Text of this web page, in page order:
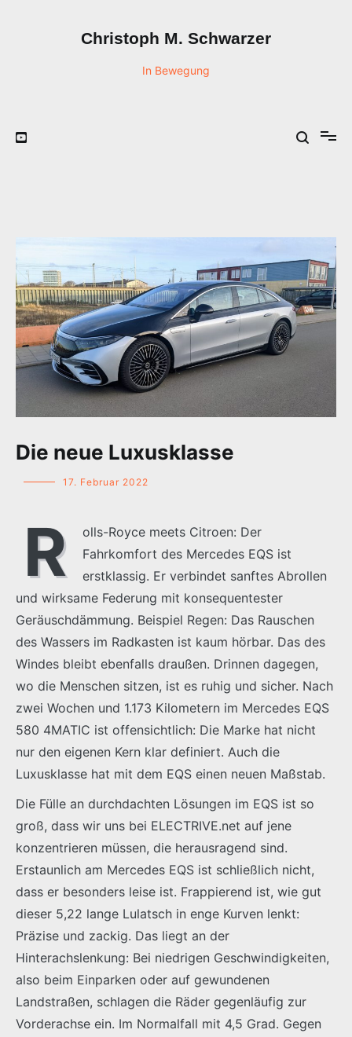
Christoph M. Schwarzer
In Bewegung
Die neue Luxusklasse
17. Februar 2022
R
olls-Royce meets Citroen: Der
Fahrkomfort des Mercedes EQS ist
erstklassig. Er verbindet sanftes Abrollen
und wirksame Federung mit konsequentester
Geräuschdämmung. Beispiel Regen: Das Rauschen
des Wassers im Radkasten ist kaum hörbar. Das des
Windes bleibt ebenfalls draußen. Drinnen dagegen,
wo die Menschen sitzen, ist es ruhig und sicher. Nach
zwei Wochen und 1.173 Kilometern im Mercedes EQS
580 4MATIC ist offensichtlich: Die Marke hat nicht
nur den eigenen Kern klar definiert. Auch die
Luxusklasse hat mit dem EQS einen neuen Maßstab.
Die Fülle an durchdachten Lösungen im EQS ist so
groß, dass wir uns bei ELECTRIVE.net auf jene
konzentrieren müssen, die herausragend sind.
Erstaunlich am Mercedes EQS ist schließlich nicht,
dass er besonders leise ist. Frappierend ist, wie gut
dieser 5,22 lange Lulatsch in enge Kurven lenkt:
Präzise und zackig. Das liegt an der
Hinterachslenkung: Bei niedrigen Geschwindigkeiten,
also beim Einparken oder auf gewundenen
Landstraßen, schlagen die Räder gegenläufig zur
Vorderachse ein. Im Normalfall mit 4,5 Grad. Gegen